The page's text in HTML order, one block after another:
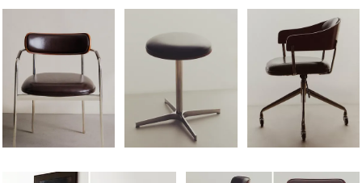
Immagine cambiata in 1 di 5Immagine cambiata in 1 di 5Immagine cambiata in